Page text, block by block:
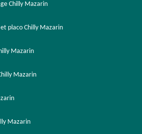
Chilly Mazarin
placo Chilly Mazarin
Mazarin
Mazarin
Mazarin